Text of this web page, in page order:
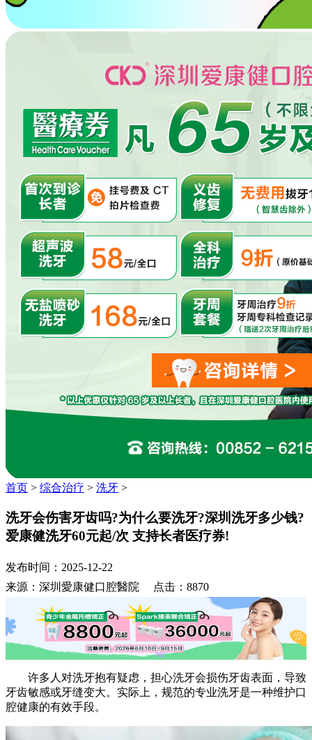
首页 > 综合治疗 > 洗牙 >
洗牙会伤害牙齿吗?为什么要洗牙?深圳洗牙多少钱?
爱康健洗牙60元起/次 支持长者医疗券!
发布时间：2025-12-22
来源：深圳愛康健口腔醫院 点击：8870
许多人对洗牙抱有疑虑，担心洗牙会损伤牙齿表面，导致
牙齿敏感或牙缝变大。实际上，规范的专业洗牙是一种维护口
腔健康的有效手段。